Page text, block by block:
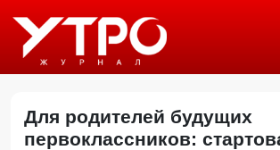
Для родителей будущих
первоклассников: